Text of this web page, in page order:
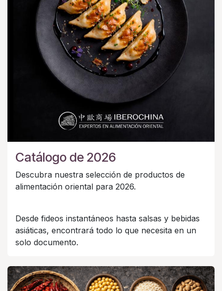
Catálogo de 2026
Descubra nuestra selección de productos de
alimentación oriental para 2026.
Desde fideos instantáneos hasta salsas y bebidas
asiáticas, encontrará todo lo que necesita en un
solo documento.